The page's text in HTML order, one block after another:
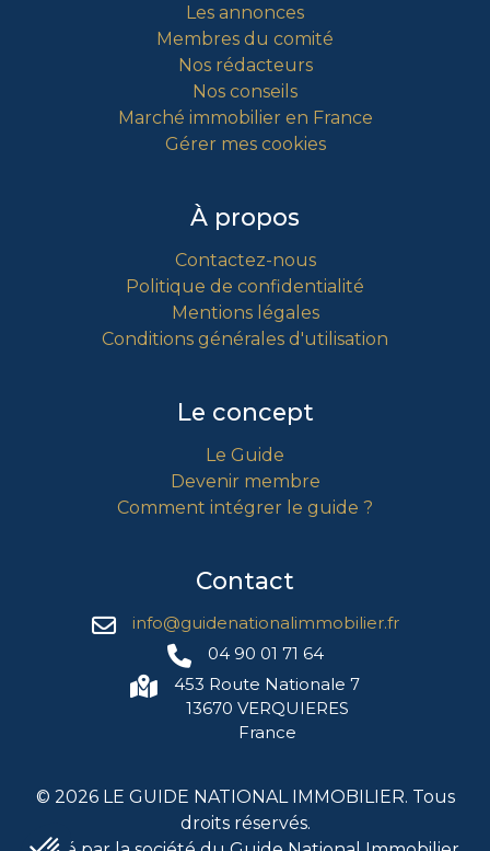
Les annonces
Membres du comité
Nos rédacteurs
Nos conseils
Marché immobilier en France
Gérer mes cookies
À propos
Contactez-nous
Politique de confidentialité
Mentions légales
Conditions générales d'utilisation
Le concept
Le Guide
Devenir membre
Comment intégrer le guide ?
Contact
info@guidenationalimmobilier.fr
04 90 01 71 64
453 Route Nationale 7
13670 VERQUIERES
France
© 2026LE GUIDE NATIONAL IMMOBILIER. Tous
droits réservés.
D’autres catégories de
pour personnaliser, réaliser des
offre. Votre consentement
depuis cette fenêtre en